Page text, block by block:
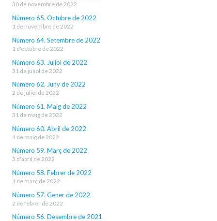
30 de novembre de 2022
Número 65. Octubre de 2022
1 de novembre de 2022
Número 64. Setembre de 2022
1 d'octubre de 2022
Número 63. Juliol de 2022
31 de juliol de 2022
Número 62. Juny de 2022
2 de juliol de 2022
Número 61. Maig de 2022
31 de maig de 2022
Número 60. Abril de 2022
1 de maig de 2022
Número 59. Març de 2022
3 d'abril de 2022
Número 58. Febrer de 2022
1 de març de 2022
Número 57. Gener de 2022
2 de febrer de 2022
Número 56. Desembre de 2021